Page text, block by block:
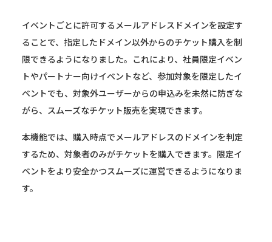
イベントごとに許可するメールアドレスドメインを設定す
ることで、指定したドメイン以外からのチケット購入を制
限できるようになりました。これにより、社員限定イベン
トやパートナー向けイベントなど、参加対象を限定したイ
ベントでも、対象外ユーザーからの申込みを未然に防ぎな
がら、スムーズなチケット販売を実現できます。
本機能では、購入時点でメールアドレスのドメインを判定
するため、対象者のみがチケットを購入できます。限定イ
ベントをより安全かつスムーズに運営できるようになりま
す。